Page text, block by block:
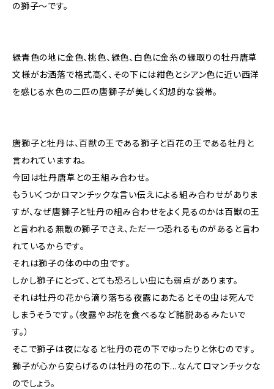
の獅子〜です。
緑青色の地に金色、桃色、緑色、白色に金糸の縁取りの牡丹唐草
文様がお洒落で格式高く、その下には紺色とシアン色に近い西洋
を感じる水色の二匹の唐獅子が美しく幻想的な袋帯。
唐獅子と牡丹は、百獣の王である獅子と百花の王である牡丹と
言われていますね。
今回は牡丹唐草との王組み合わせ。
もういくつかロマンチックな言い伝えによる組み合わせがありま
すが、なぜ唐獅子と牡丹の組み合わせをよく見るのかは百獣の王
と言われる無敵の獅子でさえ、ただ一つ恐れるものがあると言わ
れているからです｡
それは獅子の体の中の虫です｡
しかし獅子にとって、とても恐ろしい虫にも弱点があります。
それは牡丹の花から滴り落ちる夜露にあたるとその虫は死んで
しまうそうです｡（夜露やお花を食べるなど諸説あるみたいで
す。）
そこで獅子は夜になると牡丹の花の下でゆったりと休むのです｡
獅子が心から安らげるのは牡丹の花の下…なんてロマンチックな
のでしょう。